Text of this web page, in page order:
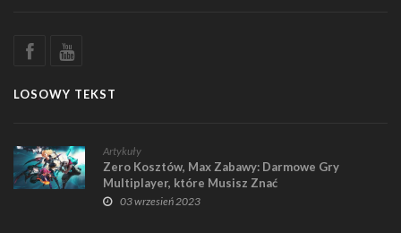
LOSOWY TEKST
Artykuły
Zero Kosztów, Max Zabawy: Darmowe Gry
Multiplayer, które Musisz Znać
03 wrzesień 2023